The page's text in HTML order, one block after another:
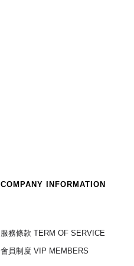
COMPANY INFORMATION
服務條款 TERM OF SERVICE
會員制度 VIP MEMBERS